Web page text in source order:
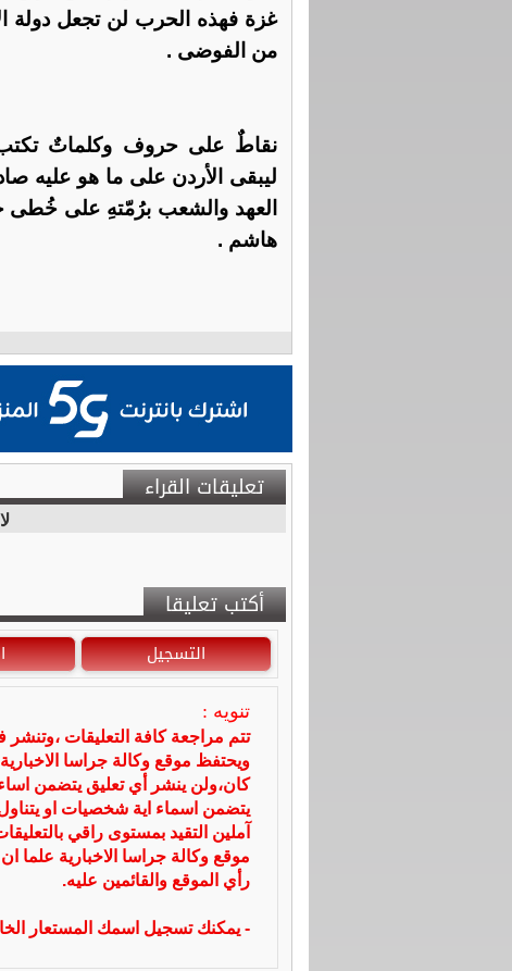
غزة فهذه الحرب لن تجعل دولة
من الفوضى .
نقاطٌ على حروف وكلماتٌ
ليبقى الأردن على ما هو عليه
العهد والشعب برُمّتهِ على خُطى
هاشم .
تعليقات القراء
أكتب تعليقا
التسجيل
تنويه :
تتم مراجعة كافة التعليقات
ويحتفظ موقع وكالة جراسا
كان،ولن ينشر أي تعليق يتضمن
يتضمن اسماء اية شخصيات او يتناول
آملين التقيد بمستوى راقي
موقع وكالة جراسا الاخبارية علما
رأي الموقع والقائمين عليه.
- يمكنك تسجيل اسمك المستعار